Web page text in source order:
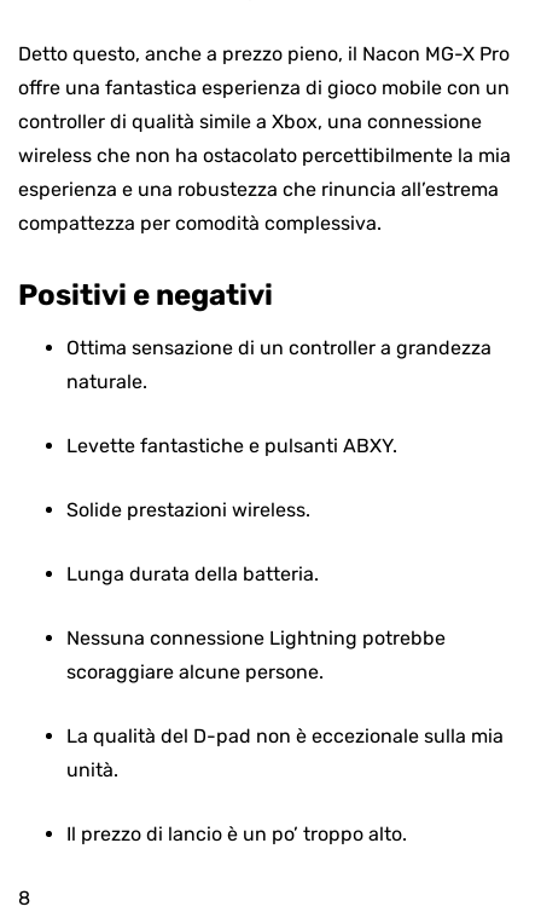
Detto questo, anche a prezzo pieno, il Nacon MG-X Pro
offre una fantastica esperienza di gioco mobile con un
controller di qualità simile a Xbox, una connessione
wireless che non ha ostacolato percettibilmente la mia
esperienza e una robustezza che rinuncia all’estrema
compattezza per comodità complessiva.
Positivi e negativi
Ottima sensazione di un controller a grandezza
naturale.
Levette fantastiche e pulsanti ABXY.
Solide prestazioni wireless.
Lunga durata della batteria.
Nessuna connessione Lightning potrebbe
scoraggiare alcune persone.
La qualità del D-pad non è eccezionale sulla mia
unità.
Il prezzo di lancio è un po’ troppo alto.
8